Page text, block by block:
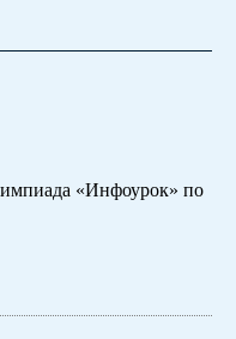
«Инфоурок» по